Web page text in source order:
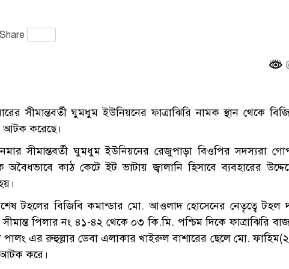
Telegram
Share
সীমান্তবর্তী ঘুমধুম ইউনিয়নের ফাত্রাঝিরি নামক স্থান থেকে
আটক করেছে।
সীমান্তবর্তী ঘুমধুম ইউনিয়নের রেজুপাড়া বিওপির সদস্যরা
অবৈধভাবে কাঠ কেটে ইট ভাটায় জ্বালানি হিসাবে ব্যবহারের
টহলের বিজিবি কমান্ডার মো. আওলাদ হোসেনের নেতৃত্বে টহল
পিলার নং ৪১-৪২ থেকে ০৩ কি.মি. পশ্চিম দিকে ফাত্রাঝিরি
পালং এর রুহুল্লার ডেবা এলাকার খাইরুল বাশারের ছেলে মো.
আটক করে।